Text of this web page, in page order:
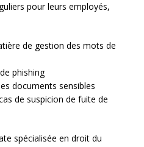
pour leurs employés,
de gestion des mots de
phishing
documents sensibles
de suspicion de fuite de
spécialisée en droit du